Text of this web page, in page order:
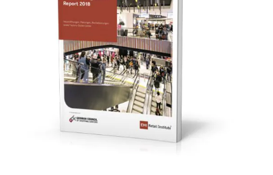
Weiterbildung
Marktmacher
Inventurdifferenzen + Sicherheit
KI + Robotics
Klima + Energie
Ladenplanung + Einrichtung
Logistik + Verpackung
Mitglieder